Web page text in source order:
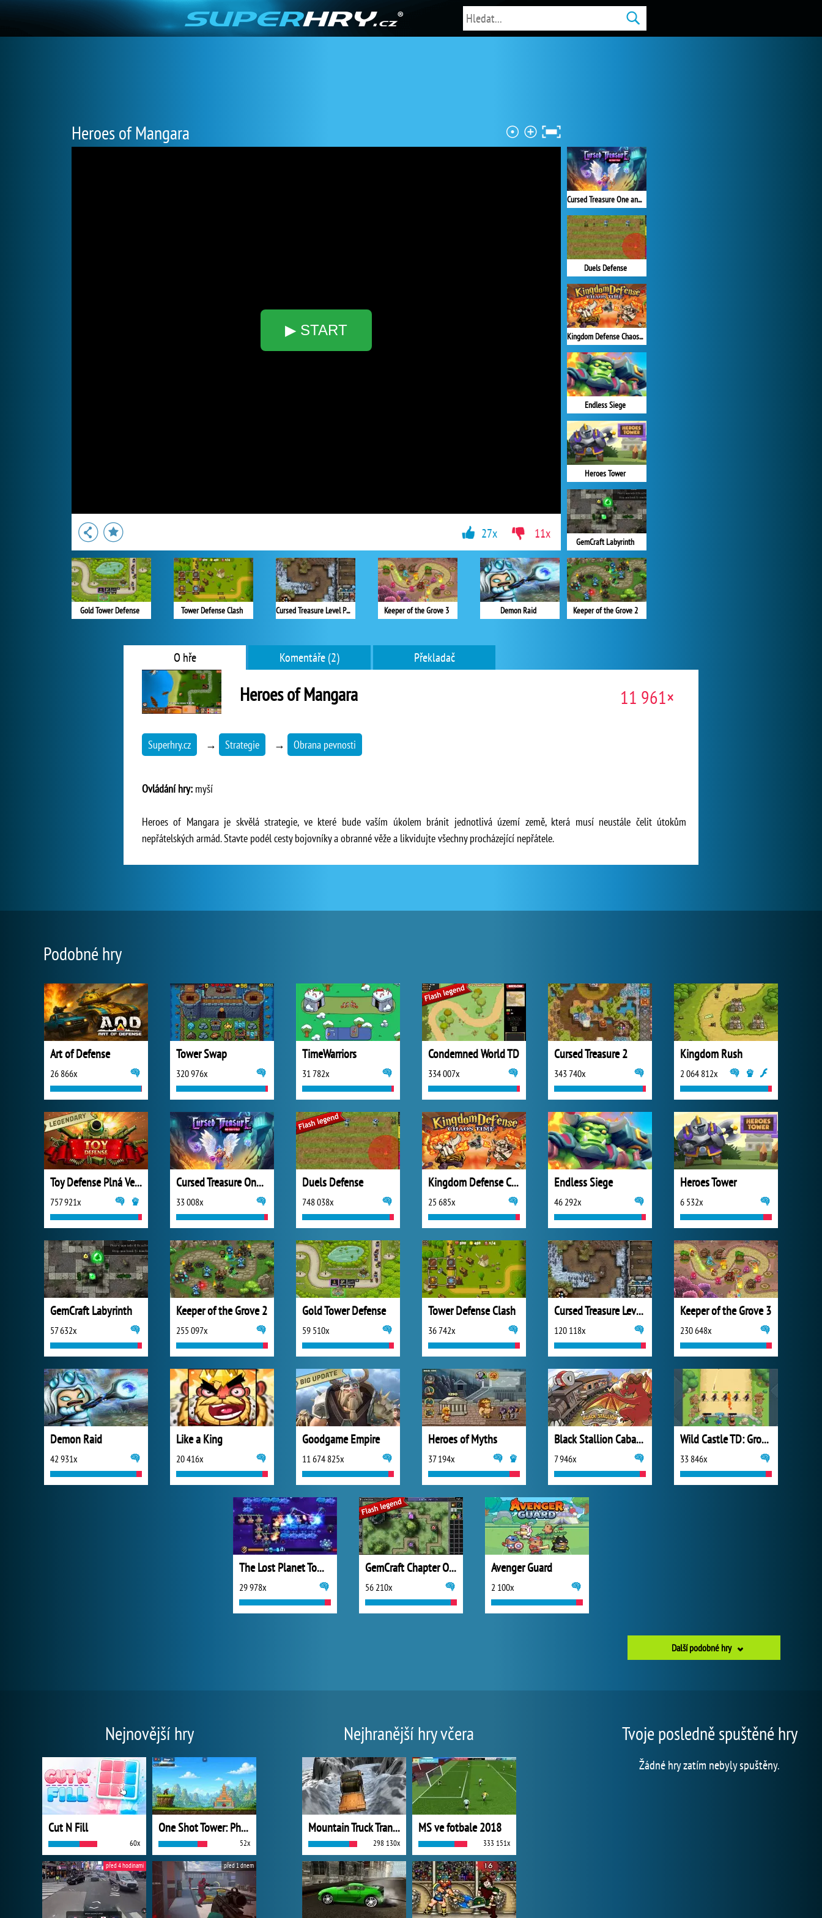
Heroes of Mangara
▶ START
Cursed Treasure One and Half
Duels Defense
Kingdom Defense Chaos Time
Endless Siege
Heroes Tower
GemCraft Labyrinth
Keeper of the Grove 2
Gold Tower Defense Tower Defense Clash Cursed Treasure Level Pack Keeper of the Grove 3 Demon Raid
27x 11x
O hře Komentáře (2) Překladač
Heroes of Mangara 11 961×
Superhry.cz → Strategie → Obrana pevnosti
Ovládání hry: myší
Heroes of Mangara je skvělá strategie, ve které bude vaším úkolem bránit jednotlivá území země, která musí neustále čelit útokům
nepřátelských armád. Stavte podél cesty bojovníky a obranné věže a likvidujte všechny procházející nepřátele.
Podobné hry
Art of Defense
26 866x
Tower Swap
320 976x
TimeWarriors
31 782x
Condemned World TD
334 007x
Cursed Treasure 2
343 740x
Kingdom Rush
2 064 812x
Toy Defense Plná Verze
757 921x
Cursed Treasure One and Half
33 008x
Duels Defense
748 038x
Kingdom Defense Chaos Time
25 685x
Endless Siege
46 292x
Heroes Tower
6 532x
GemCraft Labyrinth
57 632x
Keeper of the Grove 2
255 097x
Gold Tower Defense
59 510x
Tower Defense Clash
36 742x
Cursed Treasure Level Pack
120 118x
Keeper of the Grove 3
230 648x
Demon Raid
42 931x
Like a King
20 416x
Goodgame Empire
11 674 825x
Heroes of Myths
37 194x
Black Stallion Cabaret
7 946x
Wild Castle TD: Grow Empire
33 846x
The Lost Planet Tower Defense
29 978x
GemCraft Chapter One The Forgotten
56 210x
Avenger Guard
2 100x
Další podobné hry
Nejnovější hry
Cut N Fill
60x
One Shot Tower: Physics Destroyer
52x
před 4 hodinami před 1 dnem
Nejhranější hry včera
Mountain Truck Transport
298 130x
MS ve fotbale 2018
333 151x
Tvoje posledně spuštěné hry
Žádné hry zatím nebyly spuštěny.